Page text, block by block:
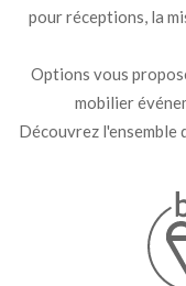
pour réceptions, la
Options vous
mobilier
Découvrez